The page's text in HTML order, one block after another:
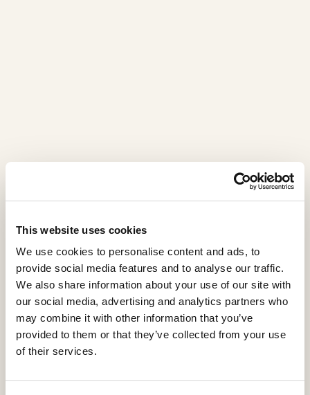
This website uses cookies
We use cookies to personalise content and ads, to
provide social media features and to analyse our traffic.
We also share information about your use of our site with
our social media, advertising and analytics partners who
may combine it with other information that you’ve
provided to them or that they’ve collected from your use
of their services.
Granducale